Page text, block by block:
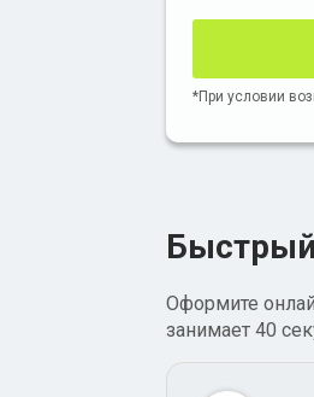
*При условии
Быстрый
Оформите
занимает 40